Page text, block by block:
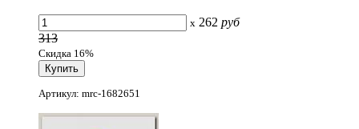
x 262 руб
313
Скидка 16%
Артикул: mrc-1682651